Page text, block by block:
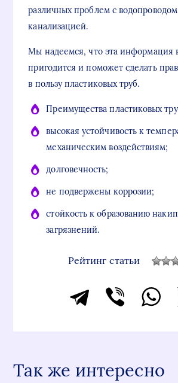
различных проблем с
канализацией.
Мы надеемся, что эта информация
пригодится и поможет сделать
в пользу пластиковых труб.
Преимущества пластиковых
высокая устойчивость к
механическим воздействиям;
долговечность;
не подвержены коррозии;
стойкость к образованию
загрязнений.
Рейтинг статьи
Так же интересно